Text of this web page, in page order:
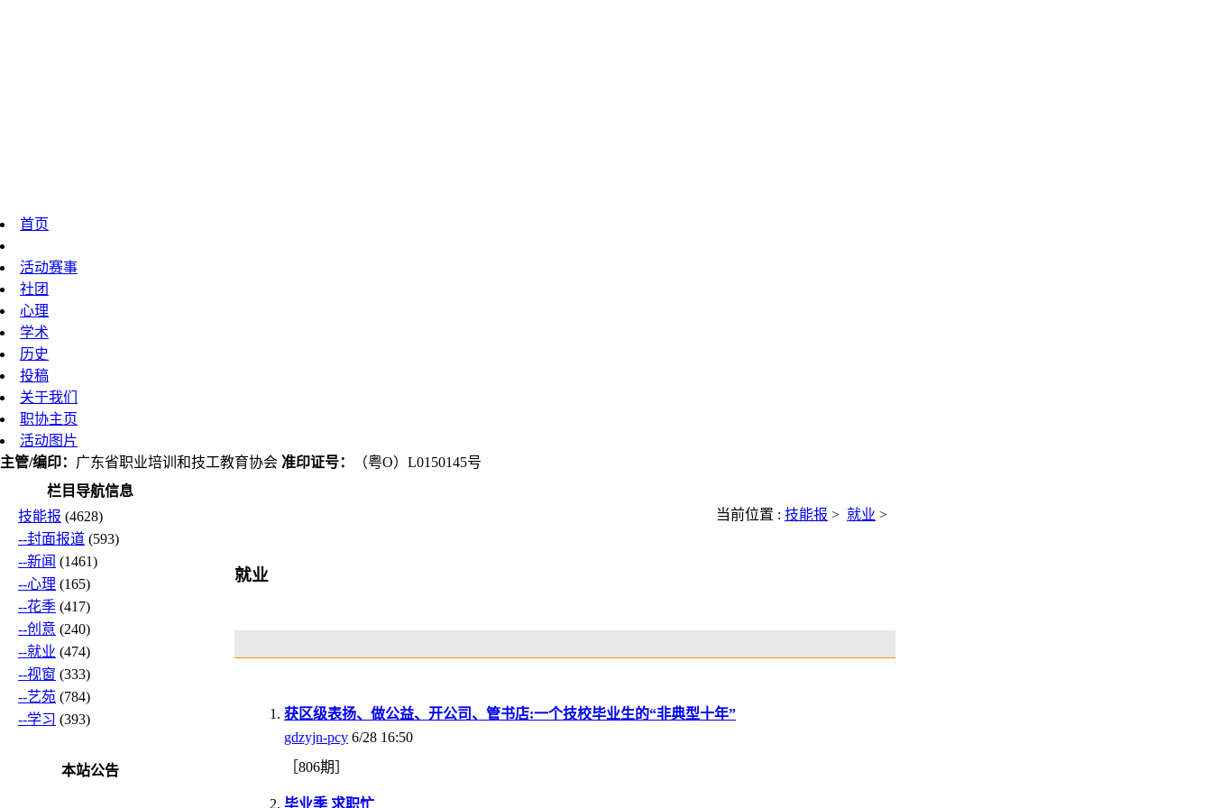
首页
活动赛事
社团
心理
学术
历史
投稿
关于我们
职协主页
活动图片
主管/编印： 广东省职业培训和技工教育协会 准印证号：
（粤O）L0150145号
栏目导航信息
技能报 (4628)
--封面报道 (593)
--新闻 (1461)
--心理 (165)
--花季 (417)
--创意 (240)
--就业 (474)
--视窗 (333)
--艺苑 (784)
--学习 (393)
本站公告
当前位置 : 技能报 > 就业 >
就业
获区级表扬、做公益、开公司、管书店:一个技校毕业生的“非典型十年”
gdzyjn-pcy 6/28 16:50
［806期］
毕业季 求职忙